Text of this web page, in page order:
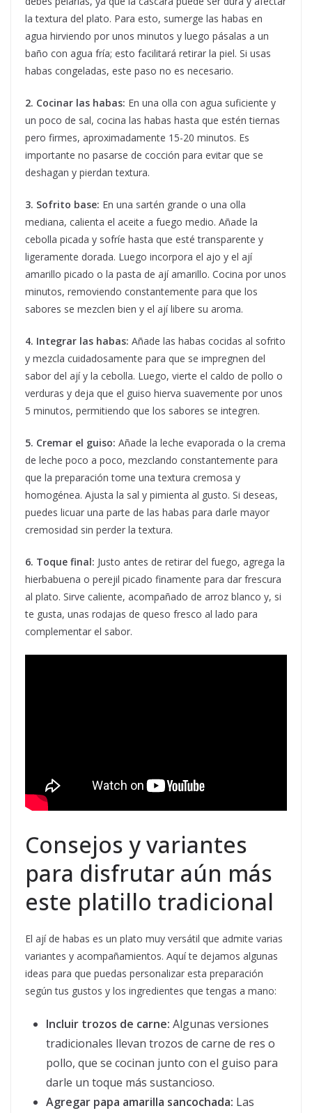
la textura del plato. Para esto, sumerge las habas en
agua hirviendo por unos minutos y luego pásalas a un
baño con agua fría; esto facilitará retirar la piel. Si usas
habas congeladas, este paso no es necesario.
2. Cocinar las habas: En una olla con agua suficiente y
un poco de sal, cocina las habas hasta que estén tiernas
pero firmes, aproximadamente 15-20 minutos. Es
importante no pasarse de cocción para evitar que se
deshagan y pierdan textura.
3. Sofrito base: En una sartén grande o una olla
mediana, calienta el aceite a fuego medio. Añade la
cebolla picada y sofríe hasta que esté transparente y
ligeramente dorada. Luego incorpora el ajo y el ají
amarillo picado o la pasta de ají amarillo. Cocina por unos
minutos, removiendo constantemente para que los
sabores se mezclen bien y el ají libere su aroma.
4. Integrar las habas: Añade las habas cocidas al sofrito
y mezcla cuidadosamente para que se impregnen del
sabor del ají y la cebolla. Luego, vierte el caldo de pollo o
verduras y deja que el guiso hierva suavemente por unos
5 minutos, permitiendo que los sabores se integren.
5. Cremar el guiso: Añade la leche evaporada o la crema
de leche poco a poco, mezclando constantemente para
que la preparación tome una textura cremosa y
homogénea. Ajusta la sal y pimienta al gusto. Si deseas,
puedes licuar una parte de las habas para darle mayor
cremosidad sin perder la textura.
6. Toque final: Justo antes de retirar del fuego, agrega la
hierbabuena o perejil picado finamente para dar frescura
al plato. Sirve caliente, acompañado de arroz blanco y, si
te gusta, unas rodajas de queso fresco al lado para
complementar el sabor.
Consejos y variantes
para disfrutar aún más
este platillo tradicional
El ají de habas es un plato muy versátil que admite varias
variantes y acompañamientos. Aquí te dejamos algunas
ideas para que puedas personalizar esta preparación
según tus gustos y los ingredientes que tengas a mano:
Incluir trozos de carne: Algunas versiones
tradicionales llevan trozos de carne de res o
pollo, que se cocinan junto con el guiso para
darle un toque más sustancioso.
Agregar papa amarilla sancochada: Las